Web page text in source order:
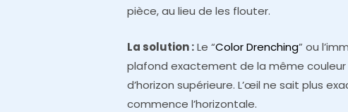
pièce, au lieu de les flouter.
La solution :Le “Color Drenching” ou
plafond exactement de la même couleur
d’horizon supérieure. L’œil ne sait plus
commence l’horizontale.